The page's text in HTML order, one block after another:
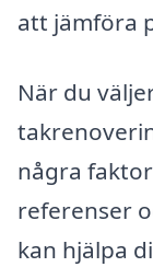
att jämföra
När du
några
referenser
kan hjälpa